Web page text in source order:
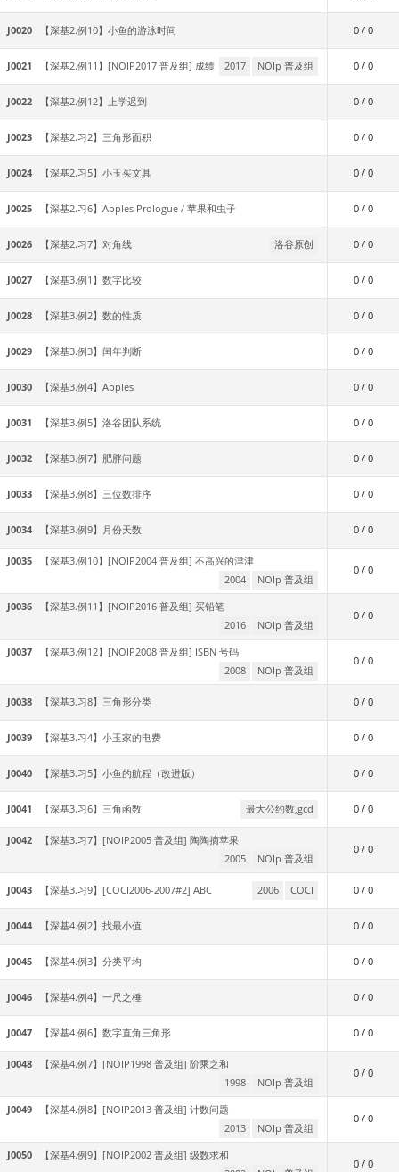
J0020 【深基2.例10】小鱼的游泳时间 0 / 0
J0021 【深基2.例11】[NOIP2017 普及组] 成绩 2017 NOIp 普及组 0 / 0
J0022 【深基2.例12】上学迟到 0 / 0
J0023 【深基2.习2】三角形面积 0 / 0
J0024 【深基2.习5】小玉买文具 0 / 0
J0025 【深基2.习6】Apples Prologue / 苹果和虫子 0 / 0
J0026 【深基2.习7】对角线 洛谷原创 0 / 0
J0027 【深基3.例1】数字比较 0 / 0
J0028 【深基3.例2】数的性质 0 / 0
J0029 【深基3.例3】闰年判断 0 / 0
J0030 【深基3.例4】Apples 0 / 0
J0031 【深基3.例5】洛谷团队系统 0 / 0
J0032 【深基3.例7】肥胖问题 0 / 0
J0033 【深基3.例8】三位数排序 0 / 0
J0034 【深基3.例9】月份天数 0 / 0
J0035 【深基3.例10】[NOIP2004 普及组] 不高兴的津津
2004
NOIp 普及组
0 / 0
J0036 【深基3.例11】[NOIP2016 普及组] 买铅笔
2016
NOIp 普及组
0 / 0
J0037 【深基3.例12】[NOIP2008 普及组] ISBN 号码
2008
NOIp 普及组
0 / 0
J0038 【深基3.习8】三角形分类 0 / 0
J0039 【深基3.习4】小玉家的电费 0 / 0
J0040 【深基3.习5】小鱼的航程（改进版） 0 / 0
J0041 【深基3.习6】三角函数 最大公约数,gcd 0 / 0
J0042 【深基3.习7】[NOIP2005 普及组] 陶陶摘苹果
2005
NOIp 普及组
0 / 0
J0043 【深基3.习9】[COCI2006-2007#2] ABC 2006 COCI 0 / 0
J0044 【深基4.例2】找最小值 0 / 0
J0045 【深基4.例3】分类平均 0 / 0
J0046 【深基4.例4】一尺之棰 0 / 0
J0047 【深基4.例6】数字直角三角形 0 / 0
J0048 【深基4.例7】[NOIP1998 普及组] 阶乘之和
1998
NOIp 普及组
0 / 0
J0049 【深基4.例8】[NOIP2013 普及组] 计数问题
2013
NOIp 普及组
0 / 0
J0050 【深基4.例9】[NOIP2002 普及组] 级数求和
0 / 0